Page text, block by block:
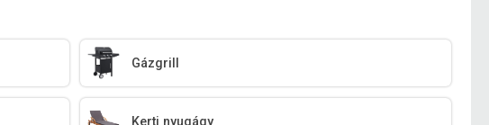
Gázgrill
Kerti nyugágy